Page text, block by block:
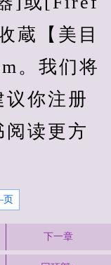
蔵【美目
。我们将
你注册
读更方
下一章